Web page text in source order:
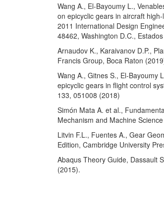
Wang A., El-Bayoumy L.,
on epicyclic gears in aircraft
2011 International Design
48462, Washington D.C.,
Arnaudov K., Karaivanov D.P.,
Francis Group, Boca Raton
Wang A., Gitnes S., El-Bayoumy
epicyclic gears in flight control
133, 051008 (2018)
Simón Mata A. et al.,
Mechanism and Machine
Litvin F.L., Fuentes A., Gear
Edition, Cambridge University
Abaqus Theory Guide, Dassault
(2015).